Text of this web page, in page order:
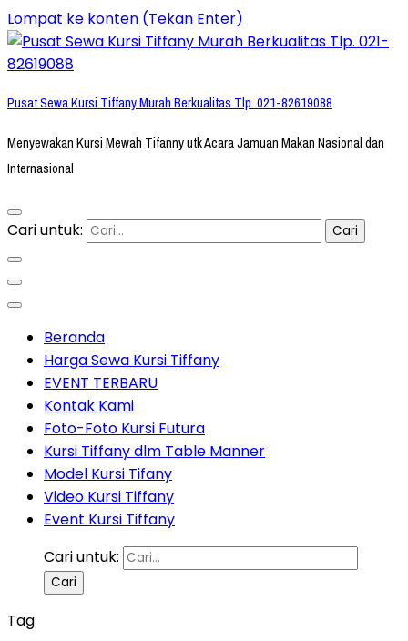
Lompat ke konten (Tekan Enter)
Pusat Sewa Kursi Tiffany Murah Berkualitas Tlp. 021-82619088
Menyewakan Kursi Mewah Tifanny utk Acara Jamuan Makan Nasional dan
Internasional
Cari untuk:
Beranda
Harga Sewa Kursi Tiffany
EVENT TERBARU
Kontak Kami
Foto-Foto Kursi Futura
Kursi Tiffany dlm Table Manner
Model Kursi Tifany
Video Kursi Tiffany
Event Kursi Tiffany
Cari untuk:
Tag